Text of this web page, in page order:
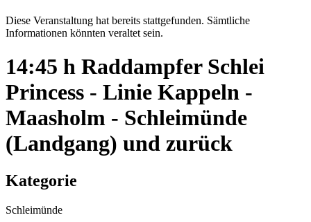
Diese Veranstaltung hat bereits stattgefunden. Sämtliche
Informationen könnten veraltet sein.
14:45 h Raddampfer Schlei
Princess - Linie Kappeln -
Maasholm - Schleimünde
(Landgang) und zurück
Kategorie
Schleimünde